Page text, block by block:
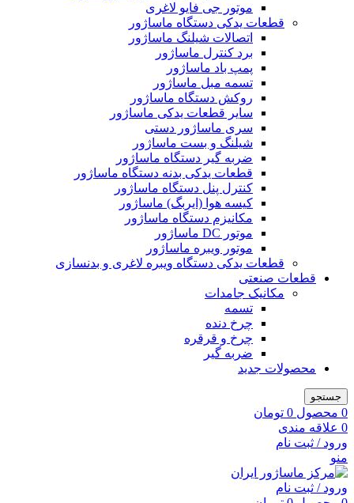
موتور جی فایو لاغری
قطعات یدکی دستگاه ماساژور
اتصالات شیلنگ ماساژور
برد کنترل ماساژور
پمپ باد ماساژور
تسمه مبل ماساژور
روکش دستگاه ماساژور
سایر قطعات یدکی ماساژور
سری ماساژور دستی
شیلنگ و بست ماساژور
ضربه گیر دستگاه ماساژور
قطعات یدکی بدنه دستگاه ماساژور
کنترل پنل دستگاه ماساژور
کیسه هوا (ایربگ) ماساژور
مکانیزم دستگاه ماساژور
موتور DC ماساژور
موتور ویبره ماساژور
قطعات یدکی دستگاه ویبره لاغری و بدنسازی
قطعات صنعتی
مکانیک جامدات
تسمه
چرخ دنده
چرخ و قرقره
ضربه گیر
محصولات جدید
جستجو
0 محصول 0 تومان
0 علاقه مندی
ورود / ثبت نام
منو
ورود / ثبت نام